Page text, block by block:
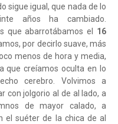
sigue igual, que nada de lo
años ha cambiado.
que abarrotábamos el 16
por decirlo suave, más
menos de hora y media,
que creíamos oculta en lo
cerebro. Volvimos a
con jolgorio al de al lado, a
de mayor calado, a
el suéter de la chica de al